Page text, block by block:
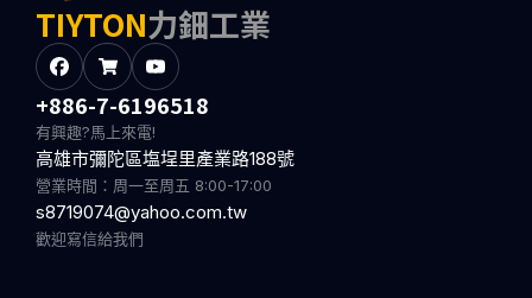
TIYTON力鈿工業
+886-7-6196518
有興趣?馬上來電!
高雄市彌陀區塩埕里產業路188號
營業時間：周一至周五 8:00-17:00
s8719074@yahoo.com.tw
歡迎寫信給我們